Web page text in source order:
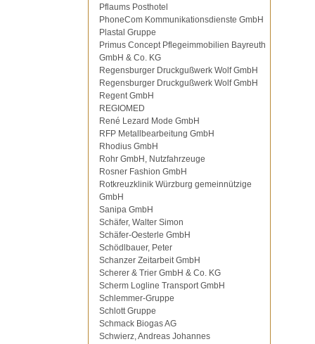
Pflaums Posthotel
PhoneCom Kommunikationsdienste GmbH
Plastal Gruppe
Primus Concept Pflegeimmobilien Bayreuth
GmbH & Co. KG
Regensburger Druckgußwerk Wolf GmbH
Regensburger Druckgußwerk Wolf GmbH
Regent GmbH
REGIOMED
René Lezard Mode GmbH
RFP Metallbearbeitung GmbH
Rhodius GmbH
Rohr GmbH, Nutzfahrzeuge
Rosner Fashion GmbH
Rotkreuzklinik Würzburg gemeinnützige
GmbH
Sanipa GmbH
Schäfer, Walter Simon
Schäfer-Oesterle GmbH
Schödlbauer, Peter
Schanzer Zeitarbeit GmbH
Scherer & Trier GmbH & Co. KG
Scherm Logline Transport GmbH
Schlemmer-Gruppe
Schlott Gruppe
Schmack Biogas AG
Schwierz, Andreas Johannes